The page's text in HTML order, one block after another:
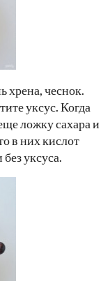
хрена, чеснок.
уксус. Когда
ложку сахара и
в них кислот
уксуса.